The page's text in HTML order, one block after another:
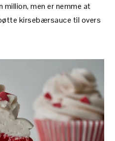
men er nemme at
kirsebærsauce til overs